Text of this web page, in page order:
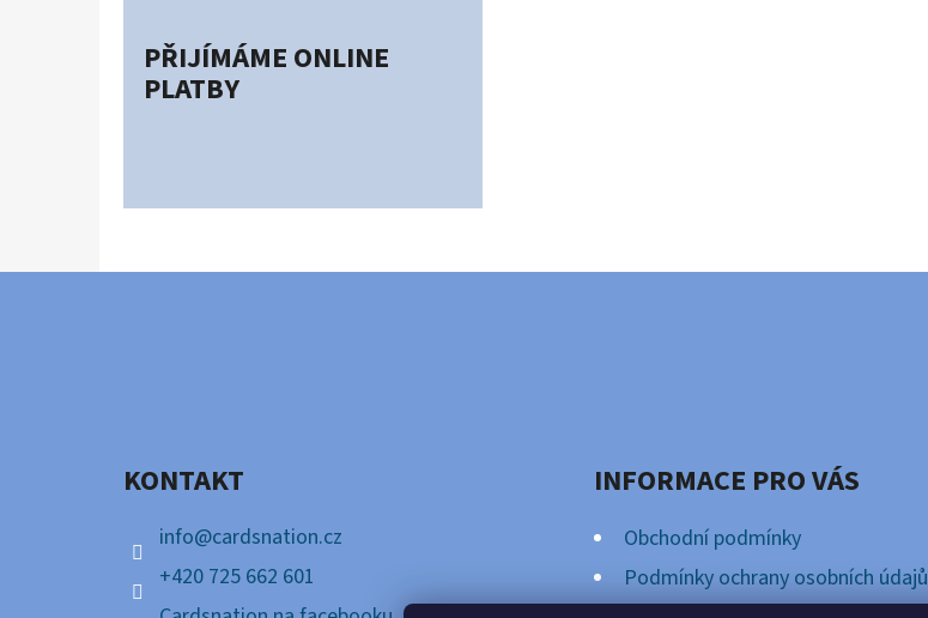
PŘIJÍMÁME ONLINE
PLATBY
KONTAKT
info@cardsnation.cz
+420 725 662 601
INFORMACE PRO VÁS
Obchodní podmínky
Podmínky ochrany osobních údajů